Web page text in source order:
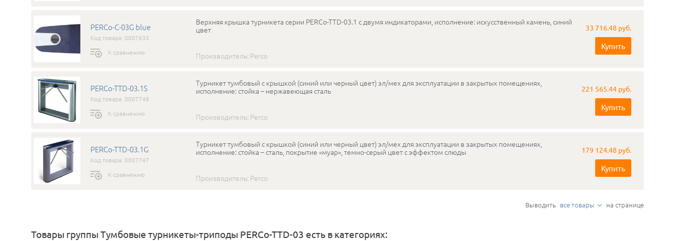
PERCo-C-03G blue
Код товара: 0007633
К сравнению
Верхняя крышка турникета серии PERCo-TTD-03.1 с двумя индикаторами, исполнение: искусственный камень, синий
цвет
Производитель: Perco
33 716.48 руб.
Купить
PERCo-TTD-03.1S
Код товара: 0007748
К сравнению
Турникет тумбовый с крышкой (синий или черный цвет) эл/мех для эксплуатации в закрытых помещениях,
исполнение: стойка – нержавеющая сталь
Производитель: Perco
221 565.44 руб.
Купить
PERCo-TTD-03.1G
Код товара: 0007747
К сравнению
Турникет тумбовый с крышкой (синий или черный цвет) эл/мех для эксплуатации в закрытых помещениях,
исполнение: стойка – сталь, покрытие «муар», темно-серый цвет с эффектом слюды
Производитель: Perco
179 124.48 руб.
Купить
Выводить все товары на странице
Товары группы Тумбовые турникеты-триподы PERCo-TTD-03 есть в категориях: